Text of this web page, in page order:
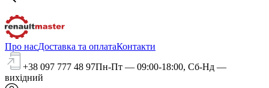
Про насДоставка та оплатаКонтакти
+38 097 777 48 97Пн-Пт — 09:00-18:00, Сб-Нд —
вихідний